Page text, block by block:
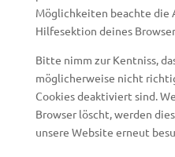
Möglichkeiten beachte die
Hilfesektion deines
Bitte nimm zur Kentniss,
möglicherweise nicht
Cookies deaktiviert sind.
Browser löscht, werden
unsere Website erneut